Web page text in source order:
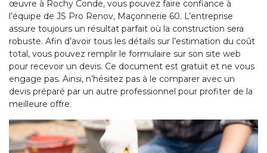
œuvre à Rochy Conde, vous pouvez faire confiance à
l’équipe de JS Pro Renov, Maçonnerie 60. L’entreprise
assure toujours un résultat parfait où la construction sera
robuste. Afin d’avoir tous les détails sur l’estimation du coût
total, vous pouvez remplir le formulaire sur son site web
pour recevoir un devis. Ce document est gratuit et ne vous
engage pas. Ainsi, n’hésitez pas à le comparer avec un
devis préparé par un autre professionnel pour profiter de la
meilleure offre.